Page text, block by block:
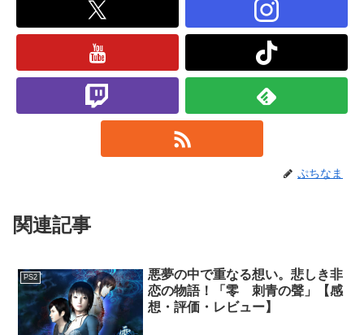
ぷちなま
関連記事
PS2
悪夢の中で重なる想い。悲しき非
恋の物語！「零 刺青の聲」【感
想・評価・レビュー】